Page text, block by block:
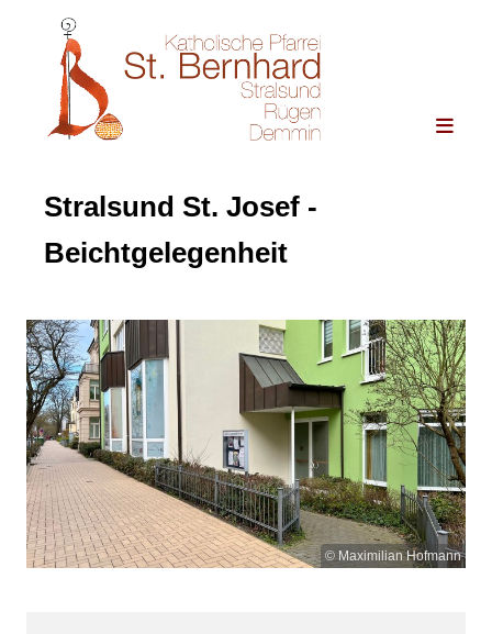
Stralsund St. Josef -
Beichtgelegenheit
© Maximilian Hofmann